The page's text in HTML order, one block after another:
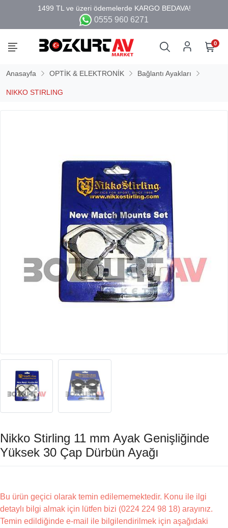
0555 960 6271
0
Anasayfa OPTİK & ELEKTRONİK Bağlantı Ayakları
NIKKO STIRLING
Nikko Stirling 11 mm Ayak Genişliğinde
Yüksek 30 Çap Dürbün Ayağı
Bu ürün geçici olarak temin edilememektedir. Konu ile ilgi
detaylı bilgi almak için lütfen bizi (0224 224 98 18) arayınız.
Temin edildiğinde e-mail ile bilgilendirilmek için aşağıdaki